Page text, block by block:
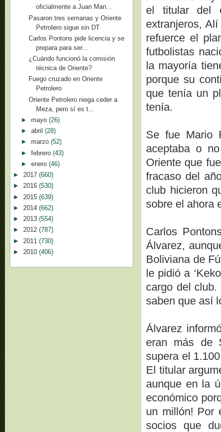
el titular del
extranjeros,
refuerce el
futbolistas
la mayoría
porque su
que tenía un
tenía.
Se fue Mario
aceptaba o
Oriente que
fracaso del
club hicieron
sobre el ahora
Carlos
Álvarez,
Boliviana de
le pidió a
cargo del
saben que así
Álvarez
eran más de
supera el
El titular
aunque en la
económico
un millón! Por
socios que
oficialmente a Juan Man...
Pasaron tres semanas y Oriente
Petrolero sigue sin DT
Carlos Pontons pide licencia y se
prepara para ser...
¿Cuándo funcionó la comisión
técnica de Oriente?
Fuego cruzado en Oriente
Petrolero
Oriente Petrolero niega ceder a
Meza, pero sí es t...
► mayo (26)
► abril (28)
► marzo (52)
► febrero (43)
► enero (46)
► 2017 (660)
► 2016 (530)
► 2015 (639)
► 2014 (662)
► 2013 (554)
► 2012 (787)
► 2011 (730)
► 2010 (406)